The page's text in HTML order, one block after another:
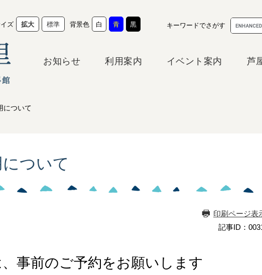
ズ 拡大 標準 背景色 白 青 黒 キーワードでさがす
G
o
お知らせ 利用案内 イベント案内 芦
について
ついて
印刷ページ表
記事ID：
事前のご予約をお願いします